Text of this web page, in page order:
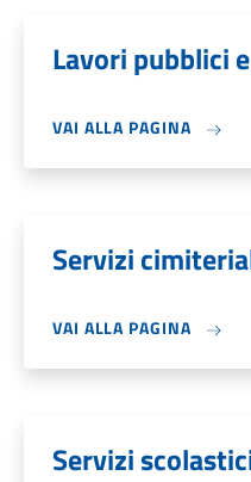
Lavori pubblici
VAI ALLA PAGINA
Servizi
VAI ALLA PAGINA
Servizi